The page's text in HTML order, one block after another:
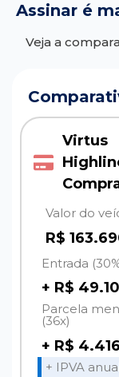
Assinar é
Veja a
Virtus
Valor do
R$
Entrada
+ R$
Parcela
(36x)
+ R$
+ IPVA